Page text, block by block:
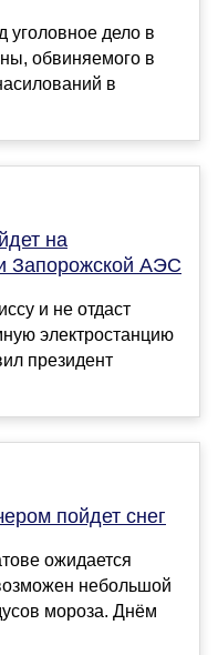
уголовное дело в
обвиняемого в
в
на
Запорожской АЭС
и не отдаст
электростанцию
президент
пойдет снег
ожидается
небольшой
мороза. Днём